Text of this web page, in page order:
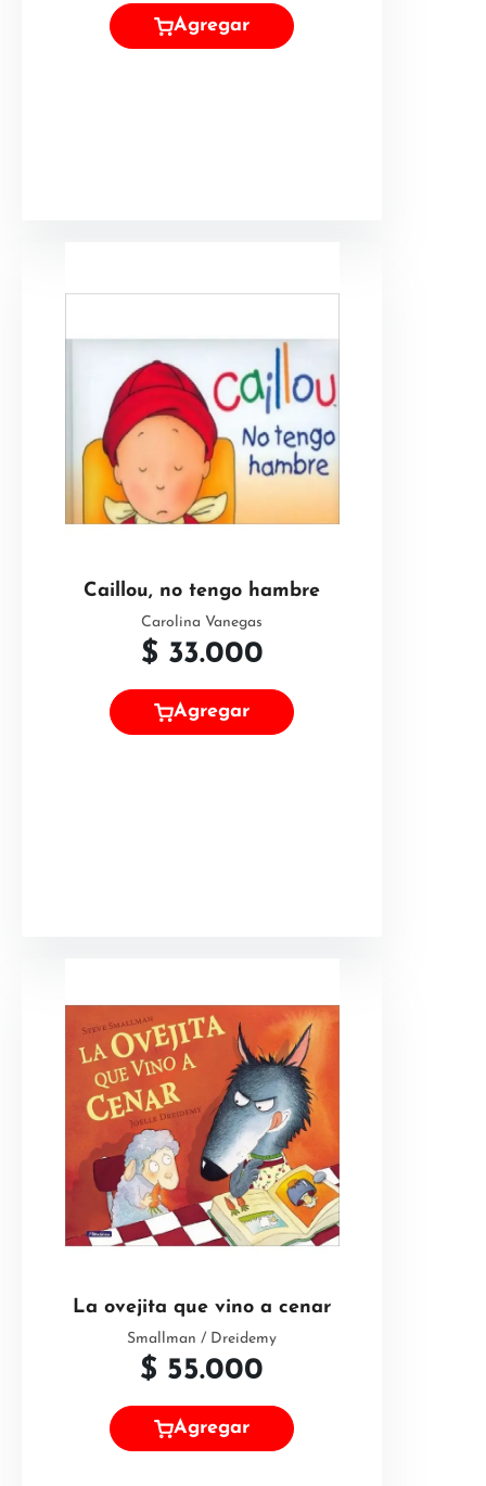
Agregar
Caillou, no tengo hambre
Carolina Vanegas
$ 33.000
Agregar
La ovejita que vino a cenar
Smallman / Dreidemy
$ 55.000
Agregar